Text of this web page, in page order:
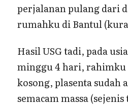
perjalanan pulang dari
rumahku di Bantul
Hasil USG tadi, pada
minggu 4 hari,
kosong, plasenta sudah
semacam massa